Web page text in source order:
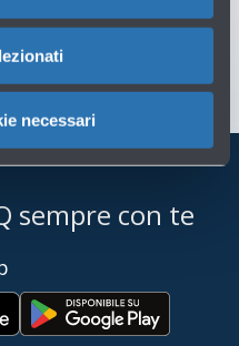
necessari
sempre con te